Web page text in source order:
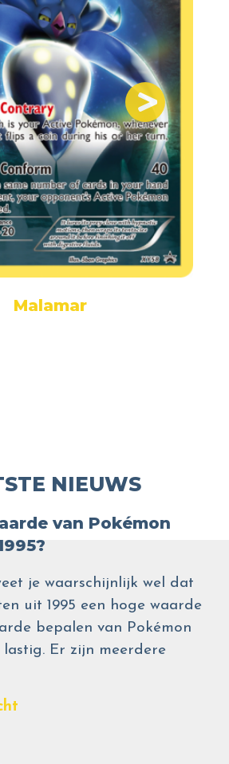
Malamar
NIEUWS
van Pokémon
je waarschijnlijk wel dat
uit 1995 een hoge waarde
bepalen van Pokémon
Er zijn meerdere